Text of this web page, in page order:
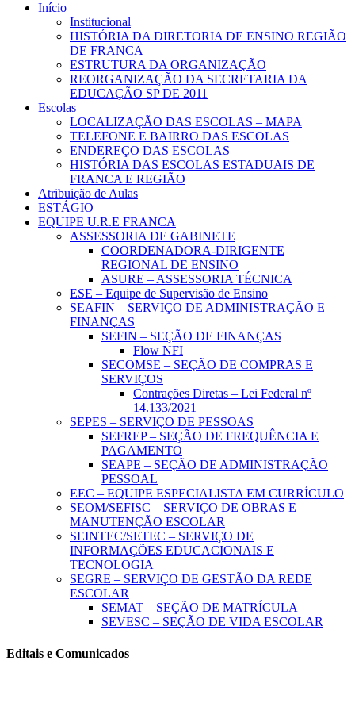
Início
Institucional
HISTÓRIA DA DIRETORIA DE ENSINO REGIÃO
DE FRANCA
ESTRUTURA DA ORGANIZAÇÃO
REORGANIZAÇÃO DA SECRETARIA DA
EDUCAÇÃO SP DE 2011
Escolas
LOCALIZAÇÃO DAS ESCOLAS – MAPA
TELEFONE E BAIRRO DAS ESCOLAS
ENDEREÇO DAS ESCOLAS
HISTÓRIA DAS ESCOLAS ESTADUAIS DE
FRANCA E REGIÃO
Atribuição de Aulas
ESTÁGIO
EQUIPE U.R.E FRANCA
ASSESSORIA DE GABINETE
COORDENADORA-DIRIGENTE
REGIONAL DE ENSINO
ASURE – ASSESSORIA TÉCNICA
ESE – Equipe de Supervisão de Ensino
SEAFIN – SERVIÇO DE ADMINISTRAÇÃO E
FINANÇAS
SEFIN – SEÇÃO DE FINANÇAS
Flow NFI
SECOMSE – SEÇÃO DE COMPRAS E
SERVIÇOS
Contrações Diretas – Lei Federal nº
14.133/2021
SEPES – SERVIÇO DE PESSOAS
SEFREP – SEÇÃO DE FREQUÊNCIA E
PAGAMENTO
SEAPE – SEÇÃO DE ADMINISTRAÇÃO
PESSOAL
EEC – EQUIPE ESPECIALISTA EM CURRÍCULO
SEOM/SEFISC – SERVIÇO DE OBRAS E
MANUTENÇÃO ESCOLAR
SEINTEC/SETEC – SERVIÇO DE
INFORMAÇÕES EDUCACIONAIS E
TECNOLOGIA
SEGRE – SERVIÇO DE GESTÃO DA REDE
ESCOLAR
SEMAT – SEÇÃO DE MATRÍCULA
SEVESC – SEÇÃO DE VIDA ESCOLAR
Editais e Comunicados